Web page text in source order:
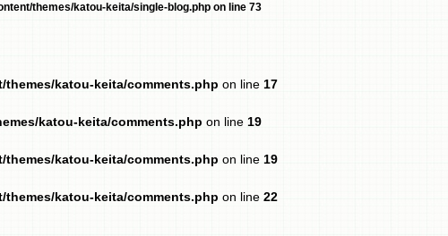
themes/katou-keita/single-blog.phpon line 73
katou-keita/comments.php on line 17
katou-keita/comments.php on line 19
katou-keita/comments.php on line 19
katou-keita/comments.php on line 22